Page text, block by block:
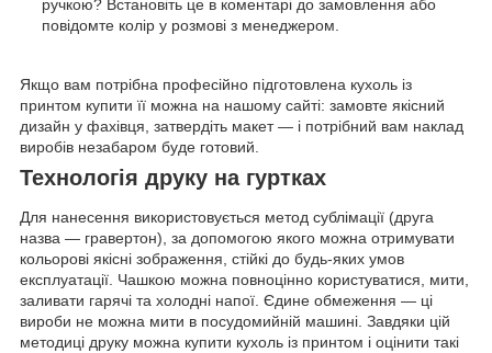
ручкою? Встановіть це в коментарі до замовлення або
повідомте колір у розмові з менеджером.
Якщо вам потрібна професійно підготовлена кухоль із
принтом купити її можна на нашому сайті: замовте якісний
дизайн у фахівця, затвердіть макет — і потрібний вам наклад
виробів незабаром буде готовий.
Технологія друку на гуртках
Для нанесення використовується метод сублімації (друга
назва — гравертон), за допомогою якого можна отримувати
кольорові якісні зображення, стійкі до будь-яких умов
експлуатації. Чашкою можна повноцінно користуватися, мити,
заливати гарячі та холодні напої. Єдине обмеження — ці
вироби не можна мити в посудомийній машині. Завдяки цій
методиці друку можна купити кухоль із принтом і оцінити такі